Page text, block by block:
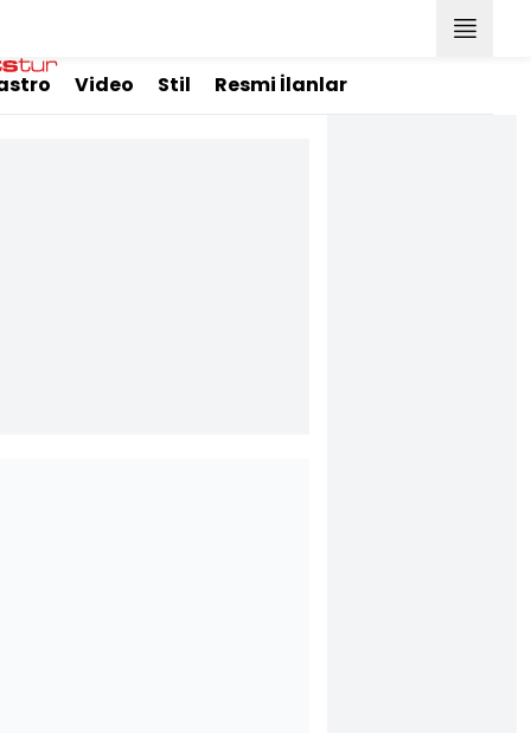
Video Stil Resmi İlanlar